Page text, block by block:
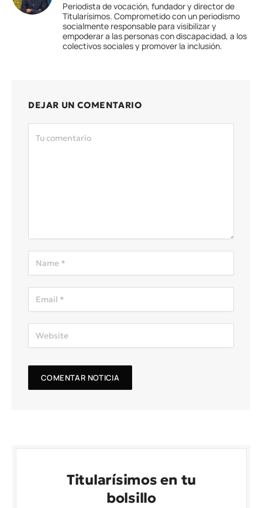
Periodista de vocación, fundador y director de
Titularísimos. Comprometido con un periodismo
socialmente responsable para visibilizar y
empoderar a las personas con discapacidad, a los
colectivos sociales y promover la inclusión.
DEJAR UN COMENTARIO
Titularísimos en tu
bolsillo